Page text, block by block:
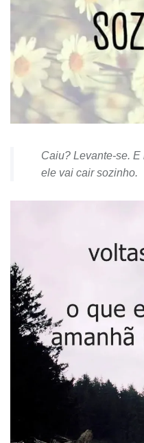
Caiu? Levante-se.
ele vai cair sozinho.